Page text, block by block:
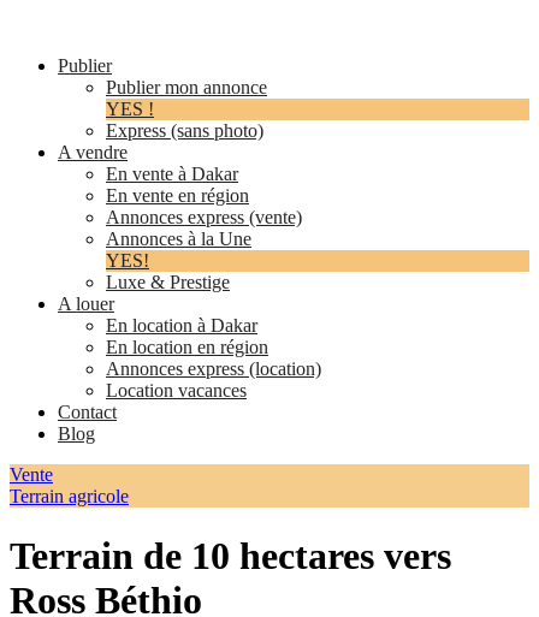
Publier
Publier mon annonce
YES !
Express (sans photo)
A vendre
En vente à Dakar
En vente en région
Annonces express (vente)
Annonces à la Une
YES!
Luxe & Prestige
A louer
En location à Dakar
En location en région
Annonces express (location)
Location vacances
Contact
Blog
Vente
Terrain agricole
Terrain de 10 hectares vers
Ross Béthio